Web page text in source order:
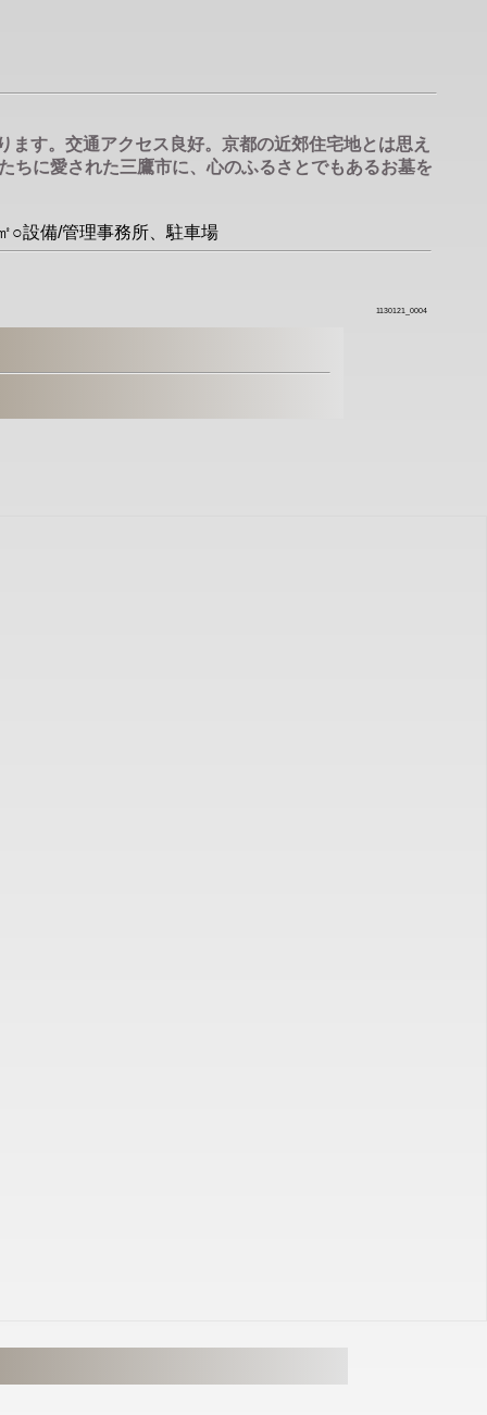
す。交通アクセス良好。京都の近郊住宅地とは思え
ちに愛された三鷹市に、心のふるさとでもあるお墓を
○設備/管理事務所、駐車場
1130121_0004